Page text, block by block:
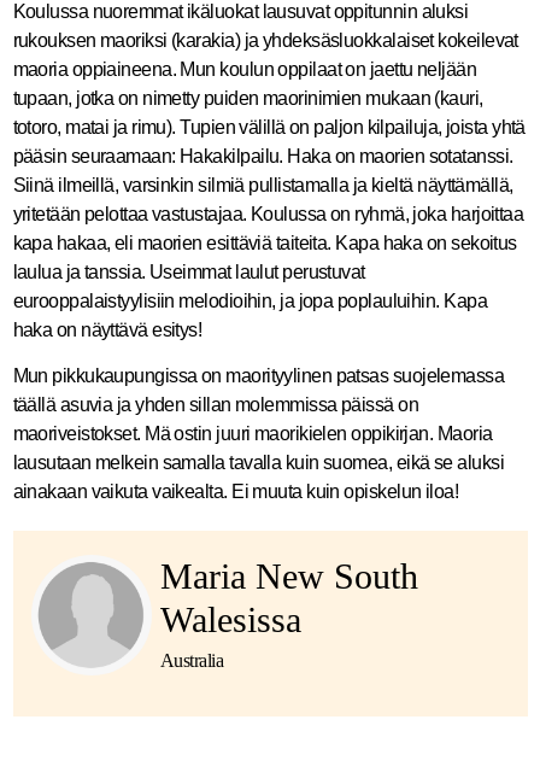
Koulussa nuoremmat ikäluokat lausuvat oppitunnin aluksi
rukouksen maoriksi (karakia) ja yhdeksäsluokkalaiset kokeilevat
maoria oppiaineena. Mun koulun oppilaat on jaettu neljään
tupaan, jotka on nimetty puiden maorinimien mukaan (kauri,
totoro, matai ja rimu). Tupien välillä on paljon kilpailuja, joista yhtä
pääsin seuraamaan: Hakakilpailu. Haka on maorien sotatanssi.
Siinä ilmeillä, varsinkin silmiä pullistamalla ja kieltä näyttämällä,
yritetään pelottaa vastustajaa. Koulussa on ryhmä, joka harjoittaa
kapa hakaa, eli maorien esittäviä taiteita. Kapa haka on sekoitus
laulua ja tanssia. Useimmat laulut perustuvat
eurooppalaistyylisiin melodioihin, ja jopa poplauluihin. Kapa
haka on näyttävä esitys!
Mun pikkukaupungissa on maorityylinen patsas suojelemassa
täällä asuvia ja yhden sillan molemmissa päissä on
maoriveistokset. Mä ostin juuri maorikielen oppikirjan. Maoria
lausutaan melkein samalla tavalla kuin suomea, eikä se aluksi
ainakaan vaikuta vaikealta. Ei muuta kuin opiskelun iloa!
Maria New South
Walesissa
Australia